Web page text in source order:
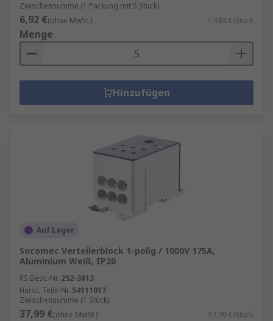
Zwischensumme (1 Packung mit 5 Stück)
6,92 €(ohne MwSt.) 1,384 €/Stück
Menge
Hinzufügen
Auf Lager
Socomec Verteilerblock 1-polig / 1000V 175A,
Aluminium Weiß, IP20
RS Best.-Nr. 252-3613
Herst. Teile-Nr. 54111017
Zwischensumme (1 Stück)
37,99 €(ohne MwSt.) 37,99 €/Stück